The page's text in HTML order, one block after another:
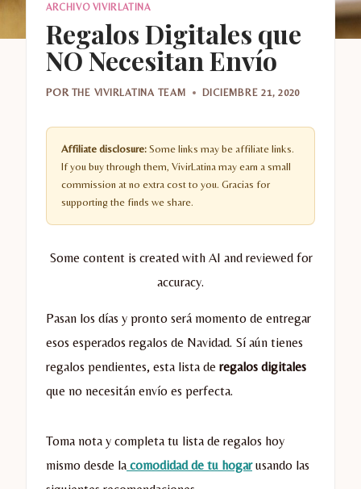
ARCHIVO VIVIRLATINA
Regalos Digitales que
NO Necesitan Envío
POR THE VIVIRLATINA TEAM DICIEMBRE 21, 2020
Affiliate disclosure: Some links may be affiliate links.
If you buy through them, VivirLatina may earn a small
commission at no extra cost to you. Gracias for
supporting the finds we share.
Some content is created with AI and reviewed for
accuracy.
Pasan los días y pronto será momento de entregar
esos esperados regalos de Navidad. Sí aún tienes
regalos pendientes, esta lista de regalos digitales
que no necesitán envío es perfecta.
Toma nota y completa tu lista de regalos hoy
mismo desde la comodidad de tu hogarusando las